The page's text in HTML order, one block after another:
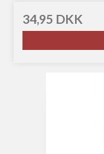
34,95 DKK